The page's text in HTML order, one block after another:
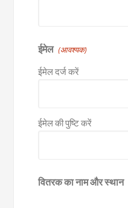
ईमेल (आवश्यक)
ईमेल दर्ज करें
ईमेल की पुष्टि करें
वितरक का नाम और स्थान